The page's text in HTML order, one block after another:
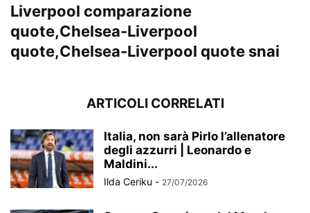
ARTICOLI CORRELATI
Italia, non sarà Pirlo l’allenatore
degli azzurri | Leonardo e
Maldini...
Ilda Ceriku - 27/07/2026